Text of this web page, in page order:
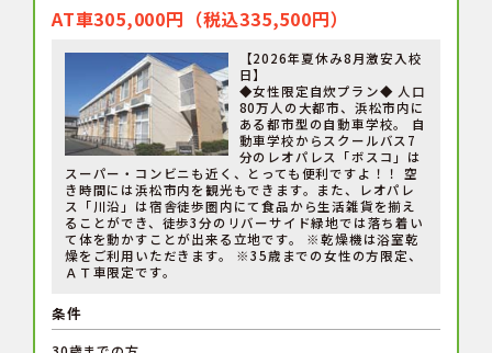
AT車305,000円（税込335,500円）
【2026年夏休み8月激安入校
日】
◆女性限定自炊プラン◆ 人口
80万人の大都市、浜松市内に
ある都市型の自動車学校。 自
動車学校からスクールバス7
分のレオパレス「ボスコ」は
スーパー・コンビニも近く、とっても便利ですよ！！ 空
き時間には浜松市内を観光もできます。また、レオパレ
ス「川沿」は宿舎徒歩圏内にて食品から生活雑貨を揃え
ることができ、徒歩3分のリバーサイド緑地では落ち着い
て体を動かすことが出来る立地です。 ※乾燥機は浴室乾
燥をご利用いただきます。 ※35歳までの女性の方限定、
ＡＴ車限定です。
条件